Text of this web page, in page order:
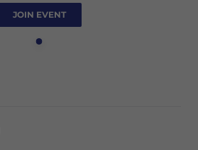
JOIN EVENT